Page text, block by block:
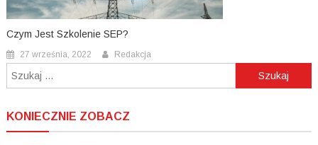
Czym Jest Szkolenie SEP?
27 września, 2022 Redakcja
Szukaj:
KONIECZNIE ZOBACZ